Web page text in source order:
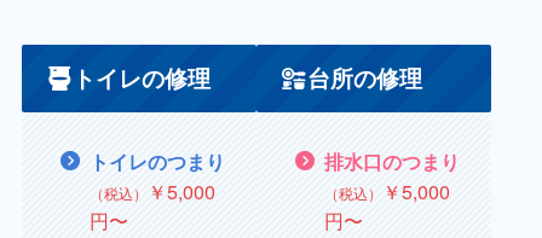
トイレの修理
トイレのつまり
（税込）
￥5,000
円〜
台所の修理
排水口のつまり
（税込） ￥5,000
円〜